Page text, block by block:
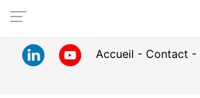
Panneau de gestion des cookies
Accueil Contact